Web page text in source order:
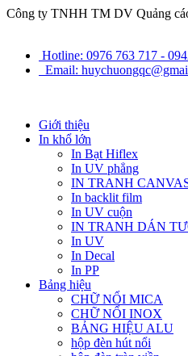
Công ty TNHH TM DV Quảng
Hotline: 0976 763 717 -
Email:
Giới thiệu
In khổ lớn
In Bạt Hiflex
In UV phẳng
IN TRANH
In backlit film
In UV cuộn
IN TRANH DÁN
In UV
In Decal
In PP
Bảng hiệu
CHỮ NỔI MICA
CHỮ NỔI INOX
BẢNG HIỆU ALU
hộp đèn hút nổi